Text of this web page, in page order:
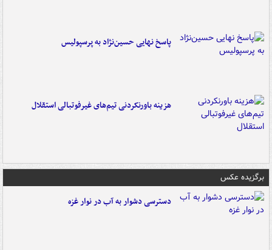
پاسخ نهایی حسین‌نژاد به پرسپولیس
هزینه باورنکردنی تیم‌های غیرفوتبالی استقلال
برگزیده عکس
دسترسی دشوار به آب در نوار غزه